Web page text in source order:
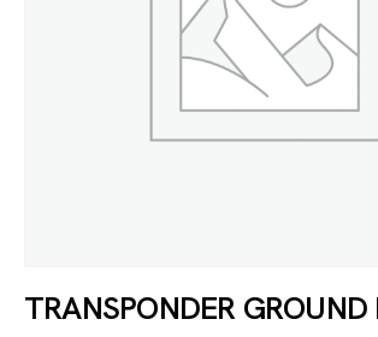
TRANSPONDER GROUND